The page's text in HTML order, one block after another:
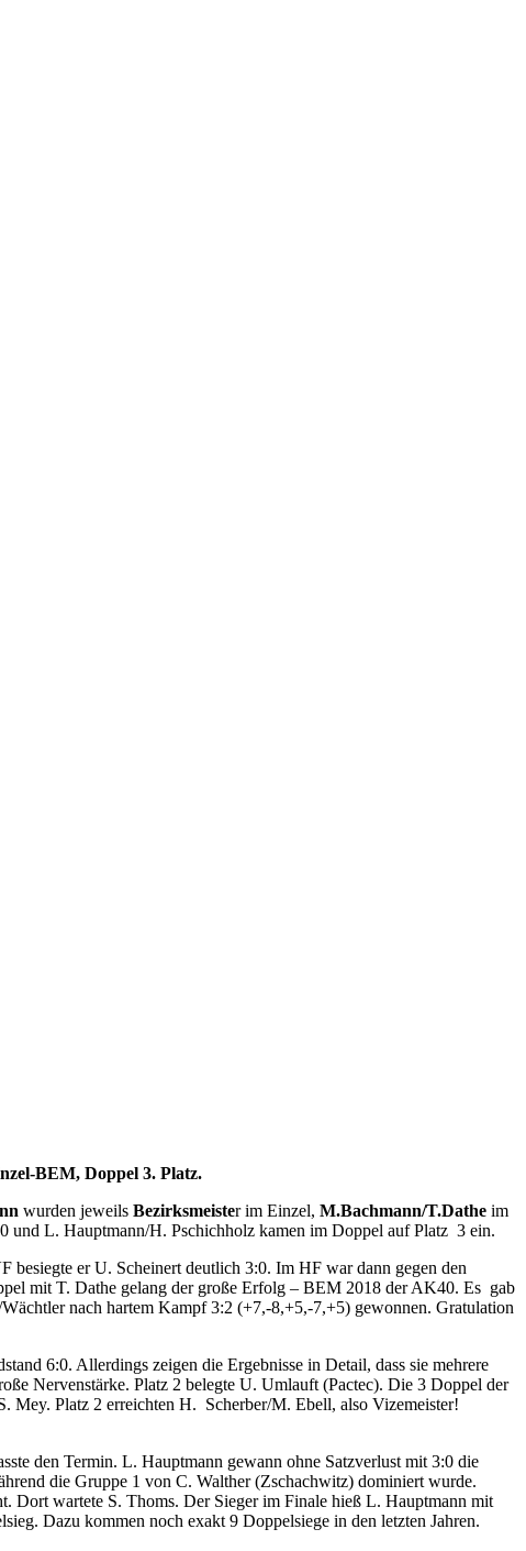
BEM, Doppel 3. Platz.
wurden jeweils Bezirksmeister im Einzel, M.Bachmann/T.Dathe im
L. Hauptmann/H. Pschichholz kamen im Doppel auf Platz 3 ein.
besiegte er U. Scheinert deutlich 3:0. Im HF war dann gegen den
mit T. Dathe gelang der große Erfolg – BEM 2018 der AK40. Es gab
nach hartem Kampf 3:2 (+7,-8,+5,-7,+5) gewonnen. Gratulation
6:0. Allerdings zeigen die Ergebnisse in Detail, dass sie mehrere
Nervenstärke. Platz 2 belegte U. Umlauft (Pactec). Die 3 Doppel der
Mey. Platz 2 erreichten H. Scherber/M. Ebell, also Vizemeister!
den Termin. L. Hauptmann gewann ohne Satzverlust mit 3:0 die
die Gruppe 1 von C. Walther (Zschachwitz) dominiert wurde.
Dort wartete S. Thoms. Der Sieger im Finale hieß L. Hauptmann mit
Dazu kommen noch exakt 9 Doppelsiege in den letzten Jahren.